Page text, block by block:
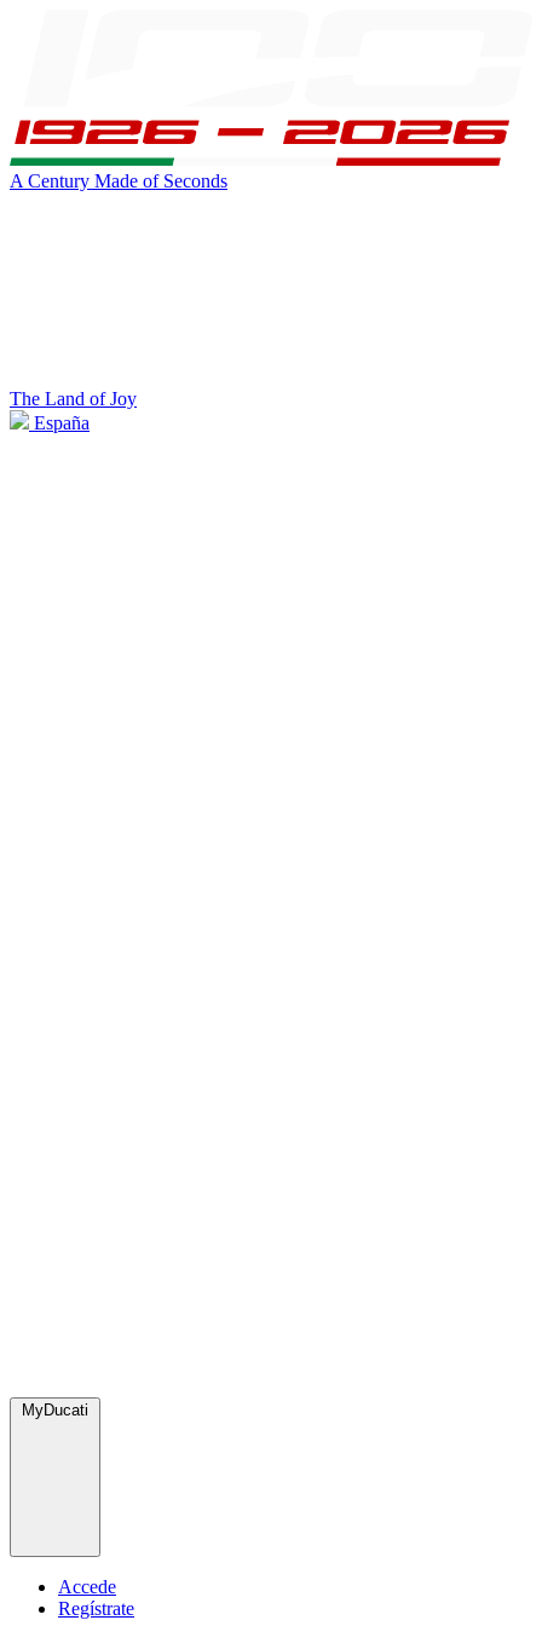
A Century Made of Seconds
The Land of Joy
España
MyDucati
Accede
Regístrate